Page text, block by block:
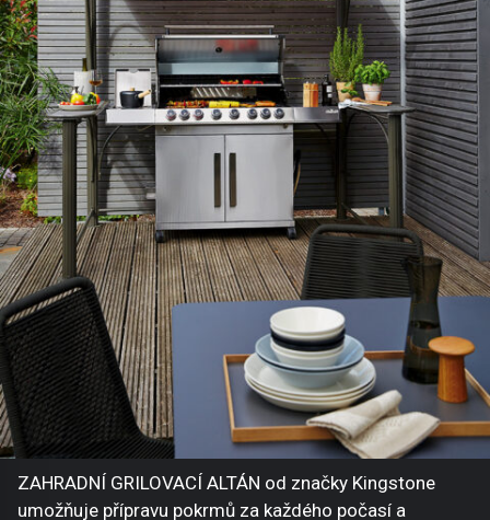
ZAHRADNÍ GRILOVACÍ ALTÁN od značky Kingstone
umožňuje přípravu pokrmů za každého počasí a